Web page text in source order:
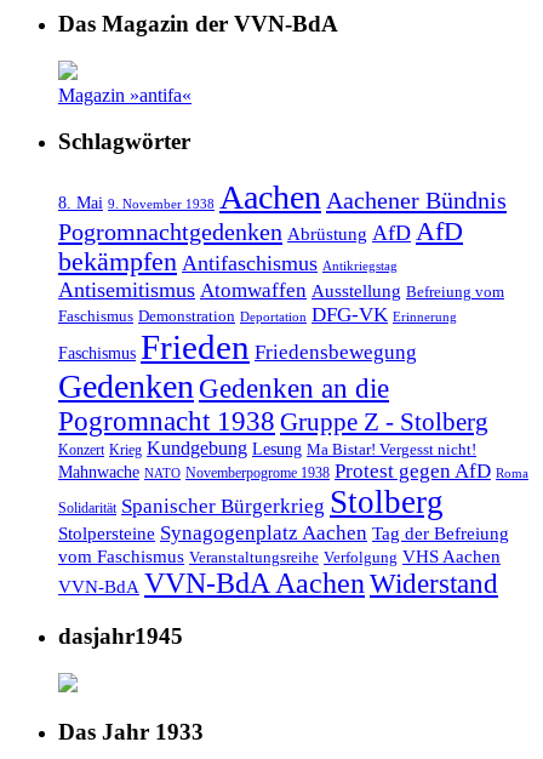
Das Magazin der VVN-BdA
Magazin »antifa«
Schlagwörter
8. Mai 9. November 1938 Aachen Aachener Bündnis
Pogromnachtgedenken Abrüstung AfD AfD
bekämpfen Antifaschismus Antikriegstag
Antisemitismus Atomwaffen Ausstellung Befreiung vom
Faschismus Demonstration Deportation DFG-VK Erinnerung
Faschismus Frieden Friedensbewegung
Gedenken Gedenken an die
Pogromnacht 1938 Gruppe Z - Stolberg
Konzert Krieg Kundgebung Lesung Ma Bistar! Vergesst nicht!
Mahnwache NATO Novemberpogrome 1938 Protest gegen AfD Roma
Solidarität Spanischer Bürgerkrieg Stolberg
Stolpersteine Synagogenplatz Aachen Tag der Befreiung
vom Faschismus Veranstaltungsreihe Verfolgung VHS Aachen
VVN-BdA VVN-BdA AachenWiderstand
dasjahr1945
Das Jahr 1933